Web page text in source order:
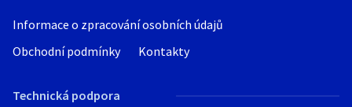
Informace o zpracování osobních údajů
Obchodní podmínky
Kontakty
Technická podpora